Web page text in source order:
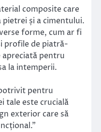
composite care
și a cimentului.
forme, cum ar fi
profile de piatră-
pentru
la intemperii.
pentru
tale este crucială
exterior care să